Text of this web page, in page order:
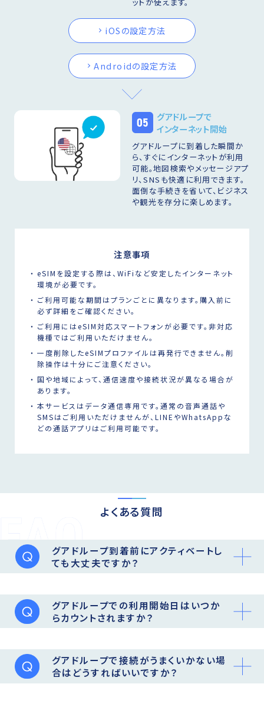
iOSの設定方法
Androidの設定方法
05
グアドループで
インターネット開始
グアドループに到着した瞬間か
ら、すぐにインターネットが利用
可能。地図検索やメッセージアプ
リ、SNSも快適に利用できます。
面倒な手続きを省いて、ビジネス
や観光を存分に楽しめます。
注意事項
eSIMを設定する際は、WiFiなど安定したインターネット
環境が必要です。
ご利用可能な期間はプランごとに異なります。購入前に
必ず詳細をご確認ください。
ご利用にはeSIM対応スマートフォンが必要です。非対応
機種ではご利用いただけません。
一度削除したeSIMプロファイルは再発行できません。削
除操作は十分にご注意ください。
国や地域によって、通信速度や接続状況が異なる場合が
あります。
本サービスはデータ通信専用です。通常の音声通話や
SMSはご利用いただけませんが、LINEやWhatsAppな
どの通話アプリはご利用可能です。
よくある質問
グアドループ到着前にアクティベートし
ても大丈夫ですか？
グアドループでの利用開始日はいつか
らカウントされますか？
グアドループで接続がうまくいかない場
合はどうすればいいですか？